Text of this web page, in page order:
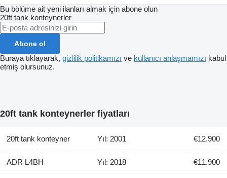
Bu bölüme ait yeni ilanları almak için abone olun
20ft tank konteynerler
Abone ol
Buraya tıklayarak, gizlilik politikamızı ve kullanıcı anlaşmamızı kabul
etmiş olursunuz.
20ft tank konteynerler fiyatları
20ft tank konteyner Yıl: 2001 €12.900
ADR L4BH Yıl: 2018 €11.900